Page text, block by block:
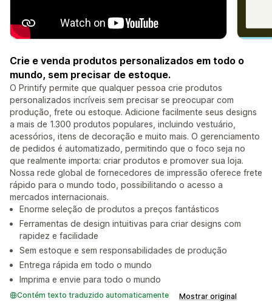
Crie e venda produtos personalizados em todo o
mundo, sem precisar de estoque.
O Printify permite que qualquer pessoa crie produtos
personalizados incríveis sem precisar se preocupar com
produção, frete ou estoque. Adicione facilmente seus designs
a mais de 1.300 produtos populares, incluindo vestuário,
acessórios, itens de decoração e muito mais. O gerenciamento
de pedidos é automatizado, permitindo que o foco seja no
que realmente importa: criar produtos e promover sua loja.
Nossa rede global de fornecedores de impressão oferece frete
rápido para o mundo todo, possibilitando o acesso a
mercados internacionais.
Enorme seleção de produtos a preços fantásticos
Ferramentas de design intuitivas para criar designs com
rapidez e facilidade
Sem estoque e sem responsabilidades de produção
Entrega rápida em todo o mundo
Imprima e envie para todo o mundo
Contém texto traduzido automaticamente Mostrar original